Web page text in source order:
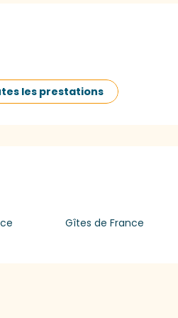
les prestations
de
Gîtes de France